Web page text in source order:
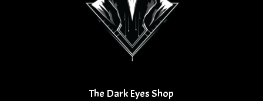
The Dark Eyes Shop